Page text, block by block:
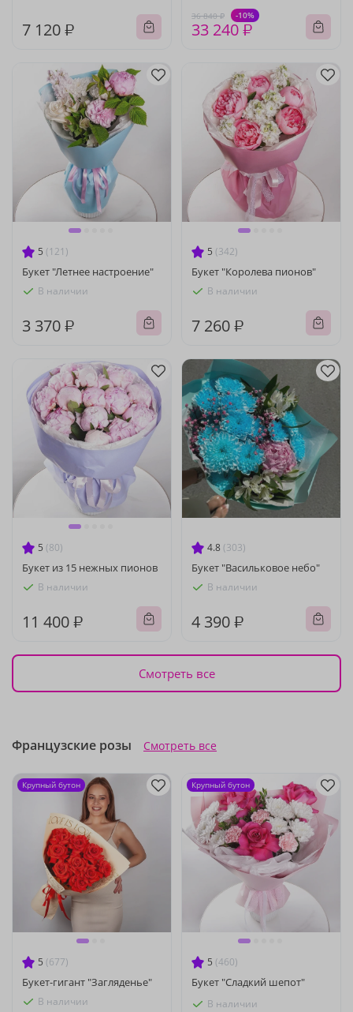
7 120 ₽
36 840 ₽ -10%
33 240 ₽
5 (121)
Букет "Летнее настроение"
В наличии
3 370 ₽
5 (342)
Букет "Королева пионов"
В наличии
7 260 ₽
5 (80)
Букет из 15 нежных пионов
В наличии
11 400 ₽
4.8 (303)
Букет "Васильковое небо"
В наличии
4 390 ₽
Смотреть все
Французские розы Смотреть все
5 (677)
Букет-гигант "Загляденье"
В наличии
Крупный бутон
5 (460)
Букет "Сладкий шепот"
В наличии
Крупный бутон